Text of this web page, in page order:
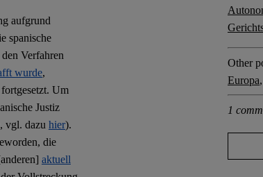
aufgrund
spanische
Verfahren
wurde,
Um
Justiz
vgl. dazu hier).
die
aktuell
Other
Europa,
1